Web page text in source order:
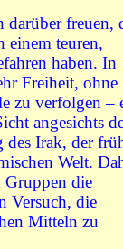
freuen,
einem teuren,
haben. In
Freiheit, ohne
zu verfolgen –
angesichts
des Irak, der
Welt.
die
Versuch, die
Mitteln zu